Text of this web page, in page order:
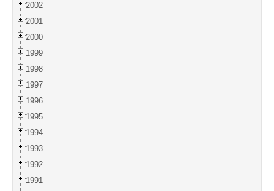
2002
2001
2000
1999
1998
1997
1996
1995
1994
1993
1992
1991